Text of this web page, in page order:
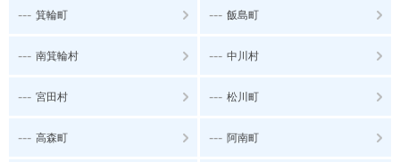
--- 箕輪町 --- 飯島町
--- 南箕輪村 --- 中川村
--- 宮田村 --- 松川町
--- 高森町 --- 阿南町